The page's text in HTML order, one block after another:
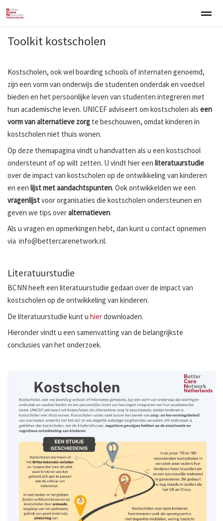
Welkom Over BCNN Werken met kinderen
Toolkit kostscholen
Kostscholen, ook wel boarding schools of internaten genoemd,
zijn een vorm van onderwijs die studenten onderdak en voedsel
bieden en het persoonlijke leven van studenten integreren met
hun academische leven. UNICEF adviseert om kostscholen als een
vorm van alternatieve zorg te beschouwen, omdat kinderen in
kostscholen niet thuis wonen.
Op deze themapagina vindt u handvatten als u een kostschool
ondersteunt of op wilt zetten. U vindt hier een literatuurstudie
over de impact van kostscholen op de ontwikkeling van kinderen
en een lijst met aandachtspunten. Ook ontwikkelden we een
vragenlijstvoor organisaties die kostscholen ondersteunen en
geven we tips overalternatieven.
Als u vragen en opmerkingen hebt, dan kunt u contact opnemen
via info@bettercarenetwork.nl.
Literatuurstudie
BCNN heeft een literatuurstudie gedaan over de impact van
kostscholen op de ontwikkeling van kinderen.
De literatuurstudie kunt u hierdownloaden.
Hieronder vindt u een samenvatting van de belangrijkste
conclusies van het onderzoek.